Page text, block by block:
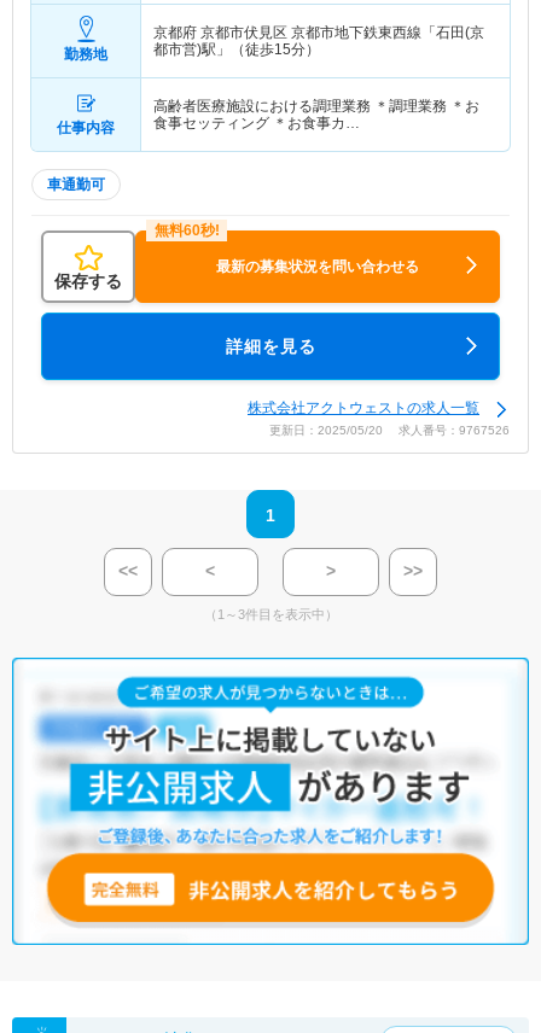
勤務地
京都府 京都市伏見区 京都市地下鉄東西線「石田(京
都市営)駅」（徒歩15分）
仕事内容
高齢者医療施設における調理業務 ＊調理業務 ＊お
食事セッティング ＊お食事カ…
車通勤可
保存する
最新の募集状況を問い合わせる
詳細を見る
株式会社アクトウェストの求人一覧
更新日：2025/05/20 求人番号：9767526
1
<< < > >>
（1～3件目を表示中）